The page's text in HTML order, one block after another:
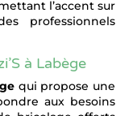
l’accent sur
professionnels
à Labège
qui propose une
aux besoins